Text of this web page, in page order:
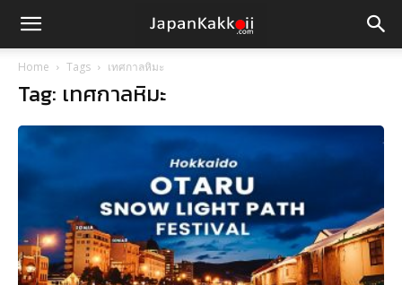
Home Tags เทศกาลหิมะ
Tag: เทศกาลหิมะ